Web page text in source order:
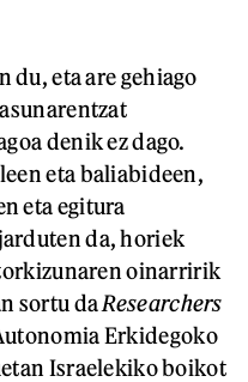
du, eta are gehiago
denik ez dago.
eta baliabideen,
eta egitura
da, horiek
oinarririk
sortu daResearchers
Erkidegoko
Israelekiko boikot